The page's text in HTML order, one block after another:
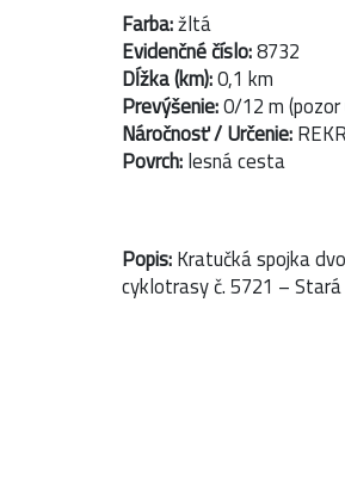
Farba:žltá
Evidenčné číslo:8732
Dĺžka (km):0,1 km
Prevýšenie:0/12 m
Náročnosť / Určenie:
Povrch:lesná cesta
Popis:Kratučká spojka
cyklotrasy č. 5721 –